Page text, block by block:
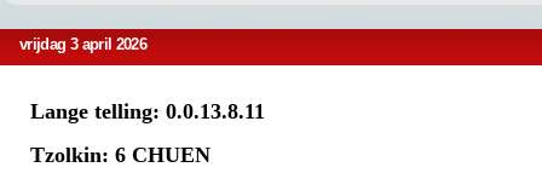
vrijdag 3 april 2026
Lange telling: 0.0.13.8.11
Tzolkin: 6 CHUEN